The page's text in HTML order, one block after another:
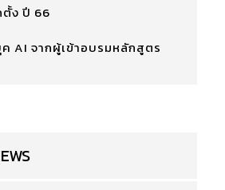
ตั้ง ปี 66
AI จากผู้เข้าอบรมหลักสูตร